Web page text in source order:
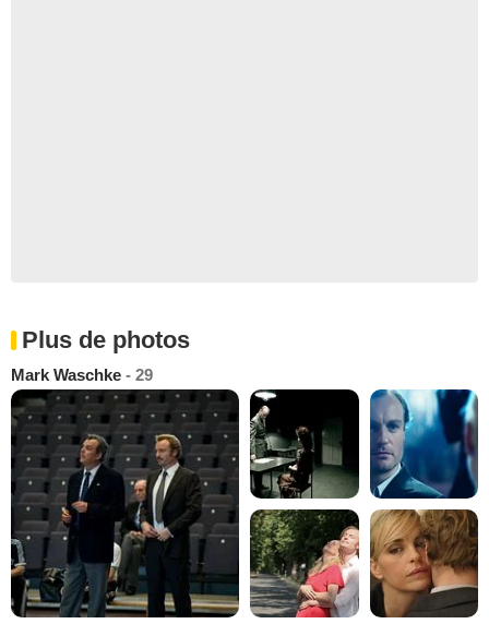
Plus de photos
Mark Waschke - 29